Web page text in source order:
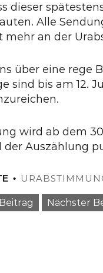
dieser
Alle
mehr an der
über eine rege
sind bis am 12.
wird ab dem
der Auszählung
Nächster